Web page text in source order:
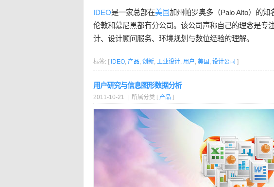
IDEO是一家总部在美国加州帕罗奥多（Palo Alto）的知
伦敦和慕尼黑都有分公司。该公司声称自己的理念是专
计、设计顾问服务、环境规划与数位经验的理解。
标签: [ IDEO, 产品, 创新, 工业设计, 用户, 美国 , 设计公司 ]
用户研究与信息图形数据分析
2011-10-21 | 所属分类 [ 产品 ]